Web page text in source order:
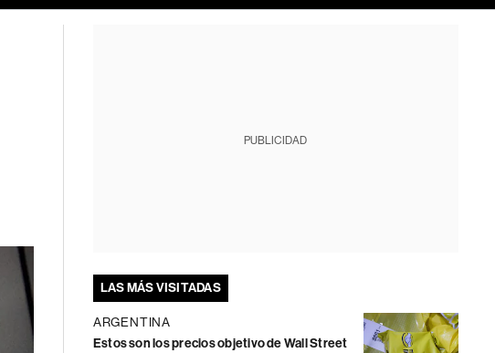
PUBLICIDAD
LAS MÁS VISITADAS
ARGENTINA
Estos son los precios objetivo de Wall Street